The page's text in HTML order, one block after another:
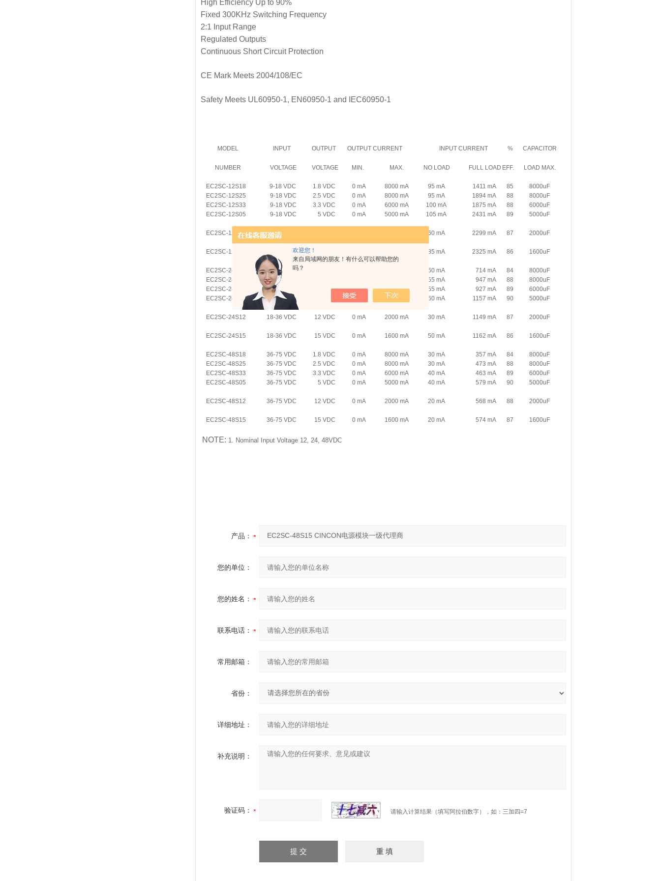
欢迎您！
来自局域网的朋友！有什么可以帮助您的
吗？
High Efficiency Up to 90%
Fixed 300KHz Switching Frequency
2:1 Input Range
Regulated Outputs
Continuous Short Circuit Protection
CE Mark Meets 2004/108/EC
Safety Meets UL60950-1, EN60950-1 and IEC60950-1
MODEL INPUT OUTPUT OUTPUT CURRENT INPUT CURRENT % CAPACITOR
NUMBER VOLTAGE VOLTAGE EFF. LOAD MAX.
MIN. MAX. NO LOAD FULL LOAD
EC2SC-12S18 9-18 VDC 1.8 VDC 0 mA 8000 mA 95 mA 1411 mA 85
8000uF
EC2SC-12S25
9-18 VDC 2.5 VDC 0 mA 8000 mA 95 mA 1894 mA 88
8000uF
EC2SC-12S33
9-18 VDC 3.3 VDC 0 mA 6000 mA 100 mA 1875 mA 88
6000uF
EC2SC-12S05
9-18 VDC 5 VDC 0 mA 5000 mA 105 mA 2431 mA 89 5000uF
EC2SC-12S12 9-18 VDC 60 mA 2299 mA 87 2000uF
EC2SC-12S15 9-18 VDC 85 mA 2325 mA 86 1600uF
EC2SC-24S18 18-36 VDC 60 mA 714 mA 84
8000uF
EC2SC-24S25
18-36 VDC 55 mA 947 mA 88
8000uF
EC2SC-24S33
18-36 VDC 3.3 VDC 0 mA 6000 mA 55 mA 927 mA 89
6000uF
EC2SC-24S05
18-36 VDC 0 mA 5000 mA 60 mA 1157 mA 90 5000uF
EC2SC-24S12 18-36 VDC 12 VDC 0 mA 2000 mA 30 mA 1149 mA 87 2000uF
EC2SC-24S15 18-36 VDC 15 VDC 0 mA 1600 mA 50 mA 1162 mA 86 1600uF
EC2SC-48S18 36-75 VDC 1.8 VDC 0 mA 8000 mA 30 mA 357 mA 84
8000uF
EC2SC-48S25
36-75 VDC 2.5 VDC 0 mA 8000 mA 30 mA 473 mA 88
8000uF
EC2SC-48S33
36-75 VDC 3.3 VDC 0 mA 6000 mA 40 mA 463 mA 89
6000uF
EC2SC-48S05
36-75 VDC 5 VDC 0 mA 5000 mA 40 mA 579 mA 90 5000uF
EC2SC-48S12 36-75 VDC 12 VDC 0 mA 2000 mA 20 mA 568 mA 88 2000uF
EC2SC-48S15 36-75 VDC 15 VDC 0 mA 1600 mA 20 mA 574 mA 87 1600uF
NOTE: 1. Nominal Input Voltage 12, 24, 48VDC
产品：
您的单位：
您的姓名：
联系电话：
常用邮箱：
省份：
详细地址：
补充说明：
验证码： 请输入计算结果（填写阿拉伯数字），如：三加四=7